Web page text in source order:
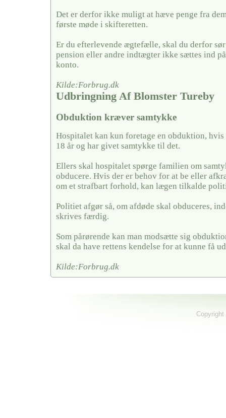
Det er derfor ikke muligt at hæve penge fra
første møde i skifteretten.
Er du efterlevende ægtefælle, skal du derfor
pension eller andre indtægter ikke sættes ind
konto.
Kilde:Forbrug.dk
Udbringning Af Blomster Tureby
Obduktion kræver samtykke
Hospitalet kan kun foretage en obduktion,
18 år og har givet samtykke til det.
Ellers skal hospitalet spørge familien om
obducere. Hvis der er behov for at be eller
om et strafbart forhold, kan lægen tilkalde
Politiet afgør så, om afdøde skal obduceres,
skrives færdig.
Som pårørende kan man modsætte sig
skal da have rettens kendelse for at kunne få
Kilde:Forbrug.dk